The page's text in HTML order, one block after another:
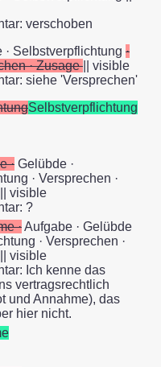
verschoben
· Selbstverpflichtung ·
· Zusage || visible
siehe 'Versprechen'
Selbstverpflichtung
· Gelübde ·
· Versprechen ·
visible
?
·Aufgabe · Gelübde
· Versprechen ·
visible
Ich kenne das
vertragsrechtlich
und Annahme), das
hier nicht.